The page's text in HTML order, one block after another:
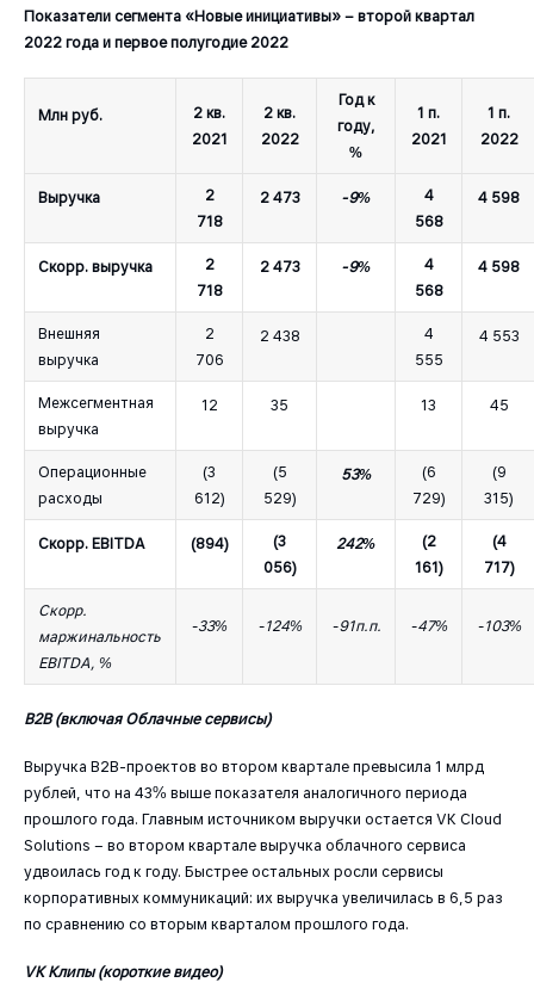
Показатели сегмента «Новые инициативы» – второй квартал
2022 года и первое полугодие 2022
Млн руб.
2 кв.
2021
2 кв.
2022
Год к
году,
%
1 п.
2021
1 п.
2022
Выручка
2
718
2 473 -9%
4
568
4 598
Скорр. выручка
2
718
2 473 -9%
4
568
4 598
Внешняя
выручка
2
706
2 438
4
555
4 553
Межсегментная
выручка
12 35 13 45
Операционные
расходы
(3
612)
(5
529)
53%
(6
729)
(9
315)
Скорр. EBITDA (894)
(3
056)
242%
(2
161)
(4
717)
Скорр.
маржинальность
EBITDA, %
-33% -124% -91п.п. -47% -103%
B2B (включая Облачные сервисы)
Выручка B2B-проектов во втором квартале превысила 1 млрд
рублей, что на 43% выше показателя аналогичного периода
прошлого года. Главным источником выручки остается VK Cloud
Solutions – во втором квартале выручка облачного сервиса
удвоилась год к году. Быстрее остальных росли сервисы
корпоративных коммуникаций: их выручка увеличилась в 6,5 раз
по сравнению со вторым кварталом прошлого года.
VK Клипы (короткие видео)